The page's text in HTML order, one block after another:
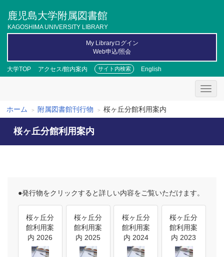
ツ
鹿児島大学附属図書館
KAGOSHIMA UNIVERSITY LIBRARY
大学TOP アクセス/館内案内 サイト内検索 English
My Libraryログイン
Web申込/照会
パ
ン
ホーム 附属図書館刊行物 桜ヶ丘分館利用案内
桜ヶ丘分館利用案内
●発行物をクリックすると詳しい内容をご覧いただけます。
桜ヶ丘分
館利用案
内 2026
桜ヶ丘分
館利用案
内 2025
桜ヶ丘分
館利用案
内 2024
桜ヶ丘分
館利用案
内 2023